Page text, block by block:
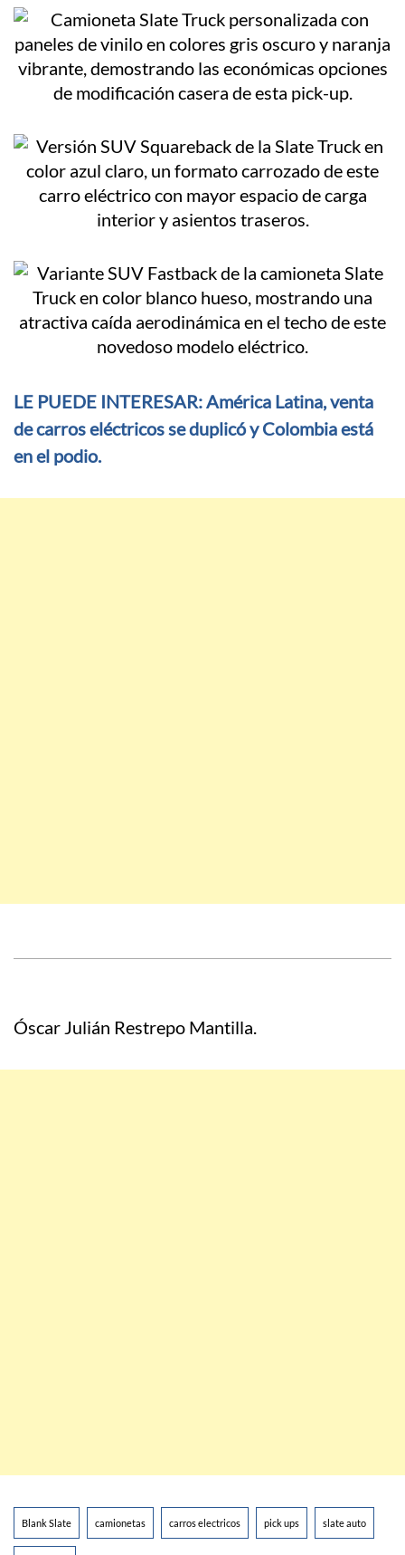
LE PUEDE INTERESAR: América Latina, venta
de carros eléctricos se duplicó y Colombia está
en el podio.
Óscar Julián Restrepo Mantilla.
Blank Slate camionetas carros electricos pick ups slate auto